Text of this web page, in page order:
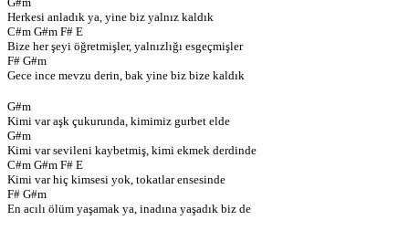
Herkesi anladık ya, yine biz yalnız kaldık
C#m G#m F# E
Bize her şeyi öğretmişler, yalnızlığı esgeçmişler
F# G#m
Gece ince mevzu derin, bak yine biz bize kaldık
G#m
Kimi var aşk çukurunda, kimimiz gurbet elde
G#m
Kimi var sevileni kaybetmiş, kimi ekmek derdinde
C#m G#m F# E
Kimi var hiç kimsesi yok, tokatlar ensesinde
F# G#m
En acılı ölüm yaşamak ya, inadına yaşadık biz de